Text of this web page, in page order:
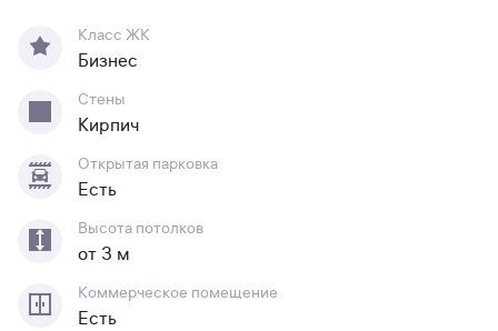
Класс ЖК
Бизнес
Стены
Кирпич
Открытая парковка
Есть
Высота потолков
от 3 м
Коммерческое помещение
Есть